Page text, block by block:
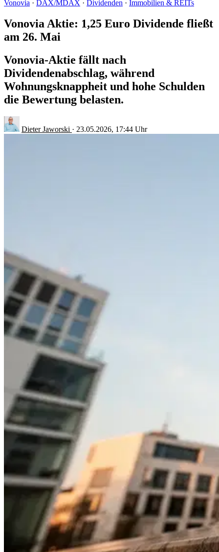
Vonovia · DAX/MDAX · Dividenden · Immobilien & REITs
Vonovia Aktie: 1,25 Euro Dividende fließt
am 26. Mai
Vonovia-Aktie fällt nach
Dividendenabschlag, während
Wohnungsknappheit und hohe Schulden
die Bewertung belasten.
Dieter Jaworski · 23.05.2026, 17:44 Uhr